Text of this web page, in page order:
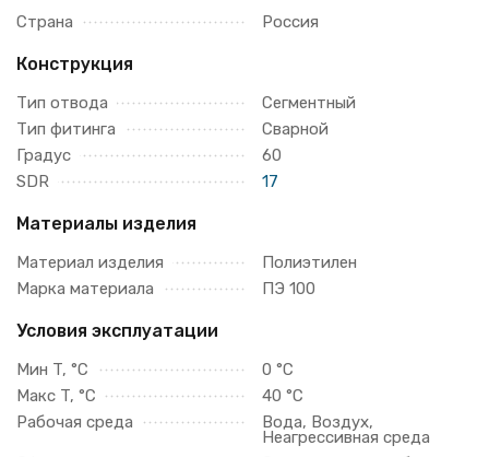
Страна Россия
Конструкция
Тип отвода
Сегментный
Тип фитинга
Сварной
Градус
60
SDR
17
Материалы изделия
Материал изделия
Полиэтилен
Марка материала
ПЭ 100
Условия эксплуатации
Мин T, °C
0 °C
Макс T, °C
40 °C
Рабочая среда
Вода, Воздух,
Неагрессивная среда